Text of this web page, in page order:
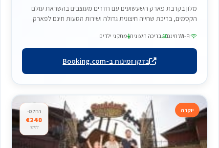
מלון בקרבת פארק השעשועים עם חדרים מעוצבים בהשראת עולם
הקסמים, בריכת שחייה חיצונית גדולה ושירות הסעות חינם לפארק.
Wi-Fi חינם בריכה חיצונית מתקני ילדים
בדקו זמינות ב-Booking.com
יוקרה החל מ-
€240
ללילה